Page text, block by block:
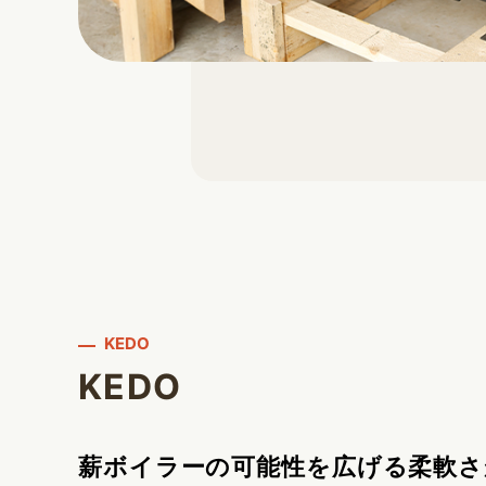
KEDO
KEDO
薪ボイラーの可能性を広げる柔軟